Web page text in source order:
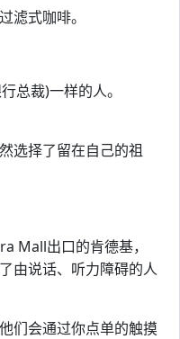
滤式咖啡。
总裁)一样的人。
选择了留在自己的祖
Mall出口的肯德基，
由说话、听力障碍的人
们会通过你点单的触摸